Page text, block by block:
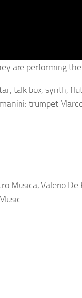
are performing
talk box, synth,
trumpet
Musica, Valerio